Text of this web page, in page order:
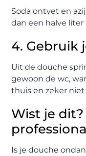
Soda ontvet en
dan een halve liter
4. Gebruik
Uit de douche
gewoon de wc,
thuis en zeker
Wist je
Is je douche